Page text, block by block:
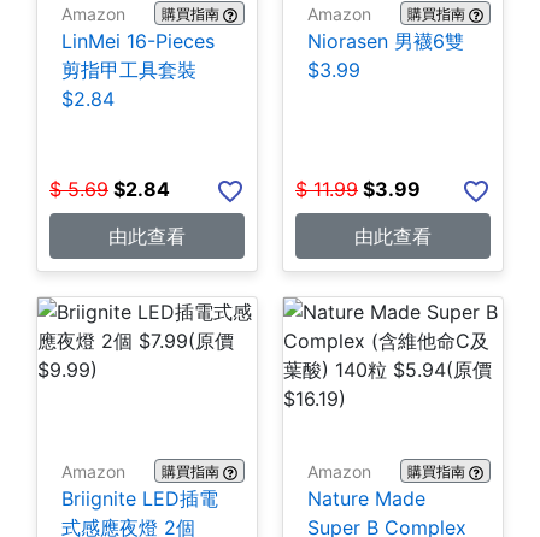
Amazon 購買指南
LinMei 16-Pieces
剪指甲工具套裝
$2.84
$ 5.69 $2.84
由此查看
Amazon 購買指南
Niorasen 男襪6雙
$3.99
$ 11.99 $3.99
由此查看
Amazon 購買指南
Briignite LED插電
式感應夜燈 2個
Amazon 購買指南
Nature Made
Super B Complex